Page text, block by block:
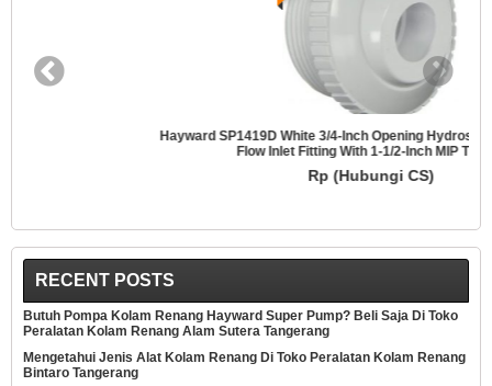
Hayward SP1419D White 3/4-Inch Opening Hydrostream Directional
Flow Inlet Fitting With 1-1/2-Inch MIP Thread
Rp (Hubungi CS)
RECENT POSTS
Butuh Pompa Kolam Renang Hayward Super Pump? Beli Saja Di Toko
Peralatan Kolam Renang Alam Sutera Tangerang
Mengetahui Jenis Alat Kolam Renang Di Toko Peralatan Kolam Renang
Bintaro Tangerang